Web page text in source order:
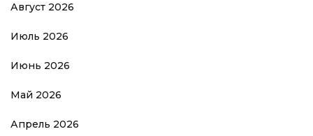
Август 2026
Июль 2026
Июнь 2026
Май 2026
Апрель 2026